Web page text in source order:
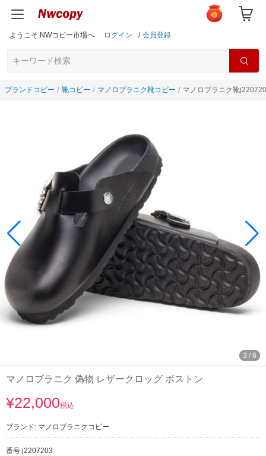
ようこそ NWコピー市場へ ログイン / 会員登録
ブランドコピー 靴コピー マノロブラニク靴コピー マノロブラニク靴
3 / 6
マノロブラニク 偽物 レザークロッグ ボストン
¥22,000税込
ブランド: マノロブラニクコピー
番号:j2207203